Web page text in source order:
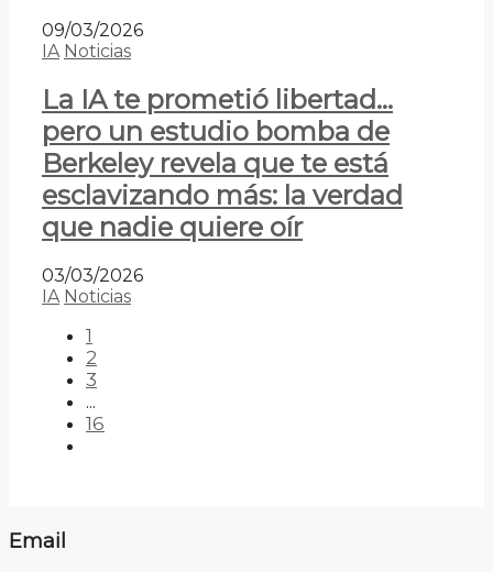
09/03/2026
IA Noticias
La IA te prometió libertad…
pero un estudio bomba de
Berkeley revela que te está
esclavizando más: la verdad
que nadie quiere oír
03/03/2026
IA Noticias
1
2
3
...
16
Email